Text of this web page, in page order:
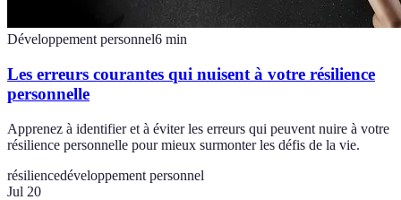
Développement personnel6 min
Les erreurs courantes qui nuisent à votre résilience
personnelle
Apprenez à identifier et à éviter les erreurs qui peuvent nuire à votre
résilience personnelle pour mieux surmonter les défis de la vie.
résiliencedéveloppement personnel
Jul 20